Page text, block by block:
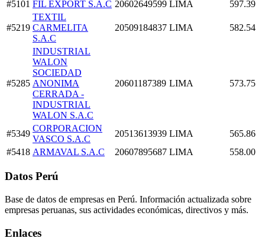
#5101 FIL EXPORT S.A.C 20602649599 LIMA 597.39
#5219
TEXTIL
CARMELITA
S.A.C
20509184837 LIMA 582.54
#5285
INDUSTRIAL
WALON
SOCIEDAD
ANONIMA
CERRADA -
INDUSTRIAL
WALON S.A.C
20601187389 LIMA 573.75
#5349
CORPORACION
VASCO S.A.C
20513613939 LIMA
565.86
#5418 ARMAVAL S.A.C 20607895687 LIMA 558.00
Datos Perú
Base de datos de empresas en Perú. Información actualizada sobre
empresas peruanas, sus actividades económicas, directivos y más.
Enlaces